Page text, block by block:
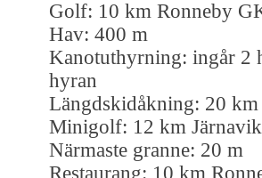
Golf: 10 km Ronneby
Hav: 400 m
Kanotuthyrning: ingår 2
hyran
Längdskidåkning: 20 km
Minigolf: 12 km
Närmaste granne: 20 m
Restaurang: 10 km